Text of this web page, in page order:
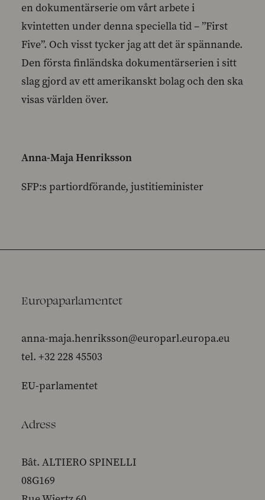
en dokumentärserie om vårt arbete i
kvintetten under denna speciella tid – ”First
Five”. Och visst tycker jag att det är spännande.
Den första finländska dokumentärserien i sitt
slag gjord av ett amerikanskt bolag och den ska
visas världen över.
Anna-Maja Henriksson
SFP:s partiordförande, justitieminister
Europaparlamentet
anna-maja.henriksson@europarl.europa.eu
tel. +32 228 45503
EU-parlamentet
Adress
Bât. ALTIERO SPINELLI
08G169